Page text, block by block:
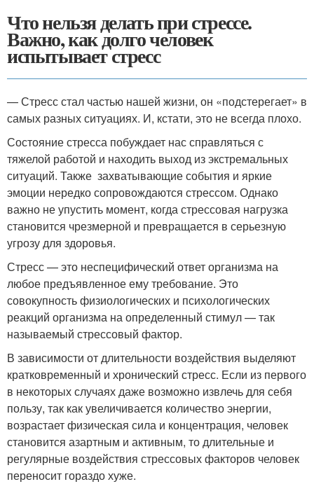
Что нельзя делать при стрессе.
Важно, как долго человек
испытывает стресс
— Стресс стал частью нашей жизни, он «подстерегает» в
самых разных ситуациях. И, кстати, это не всегда плохо.
Состояние стресса побуждает нас справляться с
тяжелой работой и находить выход из экстремальных
ситуаций. Также захватывающие события и яркие
эмоции нередко сопровождаются стрессом. Однако
важно не упустить момент, когда стрессовая нагрузка
становится чрезмерной и превращается в серьезную
угрозу для здоровья.
Стресс — это неспецифический ответ организма на
любое предъявленное ему требование. Это
совокупность физиологических и психологических
реакций организма на определенный стимул — так
называемый стрессовый фактор.
В зависимости от длительности воздействия выделяют
кратковременный и хронический стресс. Если из первого
в некоторых случаях даже возможно извлечь для себя
пользу, так как увеличивается количество энергии,
возрастает физическая сила и концентрация, человек
становится азартным и активным, то длительные и
регулярные воздействия стрессовых факторов человек
переносит гораздо хуже.